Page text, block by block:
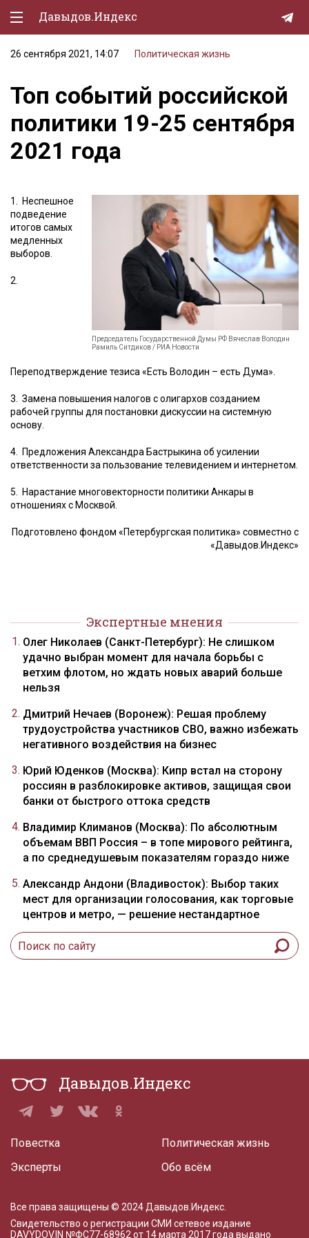
Давыдов.Индекс
Политическая жизнь
Экономика
Природа
Образование
Культура
Lifestyle
Мурзилка
26 сентября 2021, 14:07 Политическая жизнь
Топ событий российской
политики 19-25 сентября
2021 года
Председатель Государственной Думы РФ Вячеслав Володин
Рамиль Ситдиков / РИА Новости
1.
Неспешное
подведение
итогов самых
медленных
выборов.
2.
Переподтверждение тезиса «Есть Володин – есть Дума».
3.
Замена повышения налогов с олигархов созданием
рабочей группы для постановки дискуссии на системную
основу.
4.
Предложения Александра Бастрыкина об усилении
ответственности за пользование телевидением и интернетом.
5.
Нарастание многовекторности политики Анкары в
отношениях с Москвой.
Подготовлено фондом «Петербургская политика» совместно с
«Давыдов.Индекс»
Экспертные мнения
Олег Николаев (Санкт-Петербург): Не слишком
удачно выбран момент для начала борьбы с
ветхим флотом, но ждать новых аварий больше
нельзя
Дмитрий Нечаев (Воронеж): Решая проблему
трудоустройства участников СВО, важно избежать
негативного воздействия на бизнес
Юрий Юденков (Москва): Кипр встал на сторону
россиян в разблокировке активов, защищая свои
банки от быстрого оттока средств
Владимир Климанов (Москва): По абсолютным
объемам ВВП Россия – в топе мирового рейтинга,
а по среднедушевым показателям гораздо ниже
Александр Андони (Владивосток): Выбор таких
мест для организации голосования, как торговые
центров и метро, — решение нестандартное
Давыдов.Индекс
Повестка
Эксперты
Политическая жизнь
Обо всём
Все права защищены © 2024 Давыдов.Индекс.
Свидетельство о регистрации СМИ сетевое издание
DAVYDOV.IN №ФС77-68962 от 14 марта 2017 года выдано